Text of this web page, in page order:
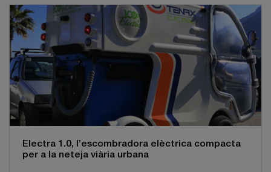
Electra 1.0, l’escombradora elèctrica compacta
per a la neteja viària urbana